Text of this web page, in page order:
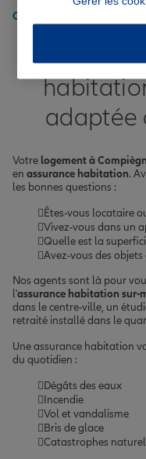
Obtenir un tarif pour votre
Comment
adaptée
Votre logement à
en assurance habitation.
les bonnes questions :
Êtes-vous locataire
Vivez-vous dans un
Quelle est la
Avez-vous des
Nos agents sont là pour
l'assurance habitation sur-
dans le centre-ville, un
retraité installé dans le
Une assurance habitation
du quotidien :
Dégâts des eaux
Incendie
Vol et vandalisme
Bris de glace
Catastrophes